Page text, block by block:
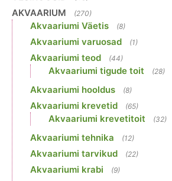
AKVAARIUM (270)
Akvaariumi Väetis (8)
Akvaariumi varuosad (1)
Akvaariumi teod (44)
Akvaariumi tigude toit (28)
Akvaariumi hooldus (8)
Akvaariumi krevetid (65)
Akvaariumi krevetitoit (32)
Akvaariumi tehnika (12)
Akvaariumi tarvikud (22)
Akvaariumi krabi (9)